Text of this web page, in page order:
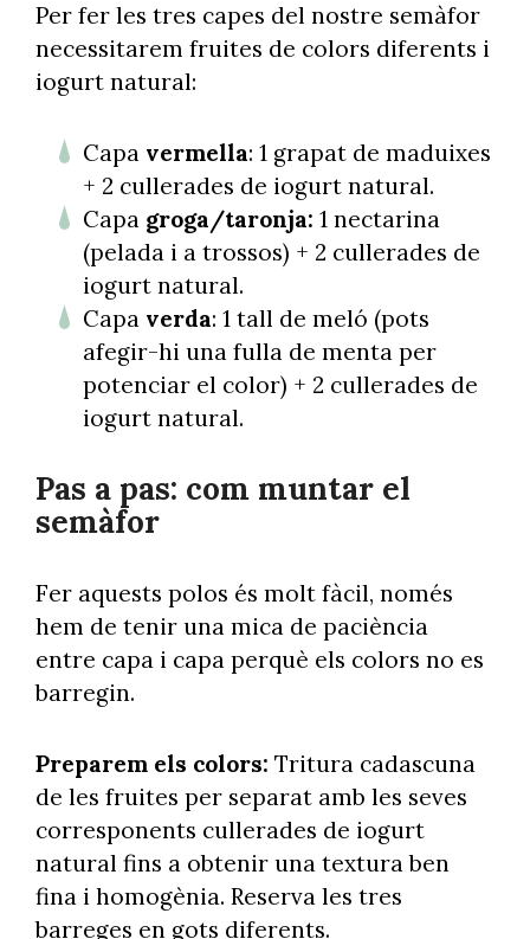
Per fer les tres capes del nostre semàfor
necessitarem fruites de colors diferents i
iogurt natural:
Capa vermella: 1 grapat de maduixes
+ 2 cullerades de iogurt natural.
Capa groga/taronja: 1 nectarina
(pelada i a trossos) + 2 cullerades de
iogurt natural.
Capa verda: 1 tall de meló (pots
afegir-hi una fulla de menta per
potenciar el color) + 2 cullerades de
iogurt natural.
Pas a pas: com muntar el
semàfor
Fer aquests polos és molt fàcil, només
hem de tenir una mica de paciència
entre capa i capa perquè els colors no es
barregin.
Preparem els colors: Tritura cadascuna
de les fruites per separat amb les seves
corresponents cullerades de iogurt
natural fins a obtenir una textura ben
fina i homogènia. Reserva les tres
barreges en gots diferents.